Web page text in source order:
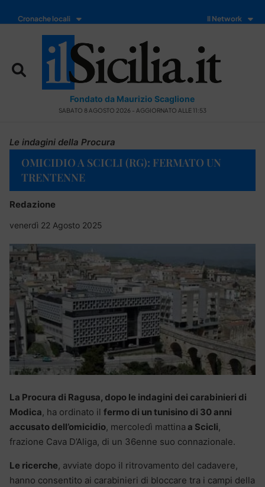
Cronache locali Il Network
Fondato da Maurizio Scaglione
SABATO 8 AGOSTO 2026 - AGGIORNATO ALLE 11:53
Le indagini della Procura
OMICIDIO A SCICLI (RG): FERMATO UN
TRENTENNE
Redazione
venerdì 22 Agosto 2025
La Procura di Ragusa, dopo le indagini dei carabinieri di
Modica, ha ordinato il fermo di un tunisino di 30 anni
accusato dell’omicidio, mercoledì mattina a Scicli,
frazione Cava D’Aliga, di un 36enne suo connazionale.
Le ricerche, avviate dopo il ritrovamento del cadavere,
hanno consentito ai carabinieri di bloccare tra i campi della